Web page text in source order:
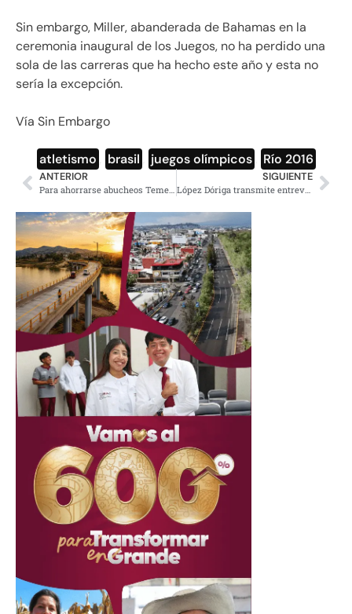
Sin embargo, Miller, abanderada de Bahamas en la
ceremonia inaugural de los Juegos, no ha perdido una
sola de las carreras que ha hecho este año y esta no
sería la excepción.
Vía Sin Embargo
atletismo brasil juegos olímpicos Río 2016
ANTERIOR
Para ahorrarse abucheos Temer se ausentará de clausura de Río 2016
SIGUIENTE
López Dóriga transmite entrevista a EPN, las redes se burlan